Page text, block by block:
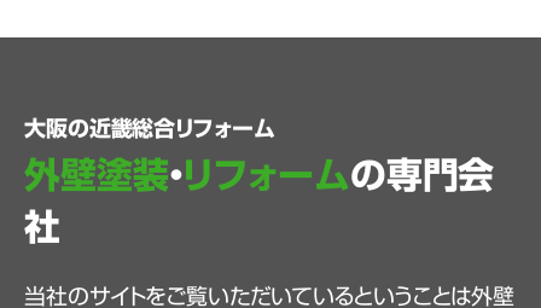
大阪の近畿総合リフォーム
外壁塗装・リフォームの専門会
社
当社のサイトをご覧いただいているということは外壁